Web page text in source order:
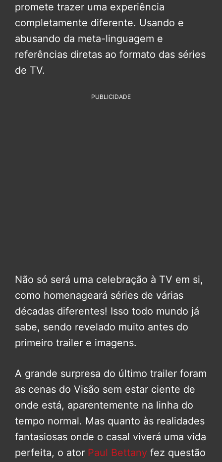
promete trazer uma experiência
completamente diferente. Usando e
abusando da meta-linguagem e
referências diretas ao formato das séries
de TV.
PUBLICIDADE
Não só será uma celebração à TV em si,
como homenageará séries de várias
décadas diferentes! Isso todo mundo já
sabe, sendo revelado muito antes do
primeiro trailer e imagens.
A grande surpresa do último trailer foram
as cenas do Visão sem estar ciente de
onde está, aparentemente na linha do
tempo normal. Mas quanto às realidades
fantasiosas onde o casal viverá uma vida
perfeita, o ator Paul Bettany fez questão